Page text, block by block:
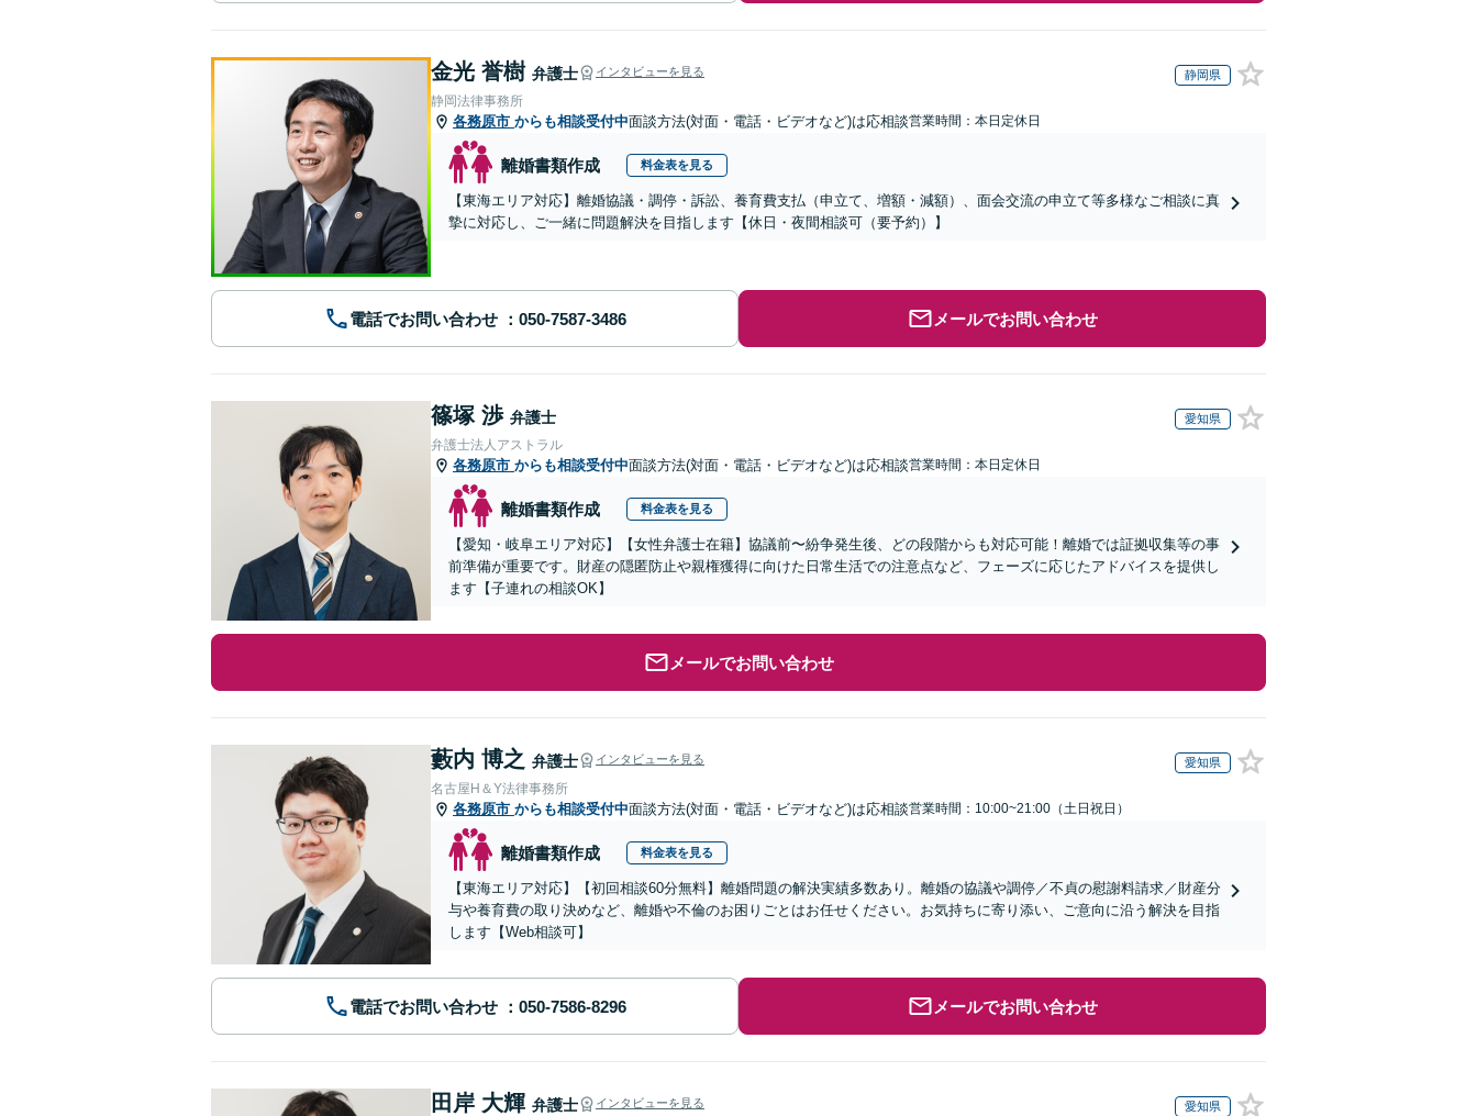
金光 誉樹 弁護士 インタビューを見る 静岡県
静岡法律事務所
各務原市 からも相談受付中面談方法(対面・電話・ビデオなど)は応相談営業時間：本日定休日
離婚書類作成 料金表を見る
【東海エリア対応】離婚協議・調停・訴訟、養育費支払（申立て、増額・減額）、面会交流の申立て等多様なご相談に真
摯に対応し、ご一緒に問題解決を目指します【休日・夜間相談可（要予約）】
電話でお問い合わせ メールでお問い合わせ
篠塚 渉 弁護士 愛知県
弁護士法人アストラル
各務原市 からも相談受付中面談方法(対面・電話・ビデオなど)は応相談営業時間：本日定休日
離婚書類作成 料金表を見る
【愛知・岐阜エリア対応】【女性弁護士在籍】協議前〜紛争発生後、どの段階からも対応可能！離婚では証拠収集等の事
前準備が重要です。財産の隠匿防止や親権獲得に向けた日常生活での注意点など、フェーズに応じたアドバイスを提供し
ます【子連れの相談OK】
メールでお問い合わせ
藪内 博之 弁護士 インタビューを見る 愛知県
名古屋H＆Y法律事務所
各務原市 からも相談受付中面談方法(対面・電話・ビデオなど)は応相談営業時間：10:00~21:00（土日祝日）
離婚書類作成 料金表を見る
【東海エリア対応】【初回相談60分無料】離婚問題の解決実績多数あり。離婚の協議や調停／不貞の慰謝料請求／財産分
与や養育費の取り決めなど、離婚や不倫のお困りごとはお任せください。お気持ちに寄り添い、ご意向に沿う解決を目指
します【Web相談可】
電話でお問い合わせ メールでお問い合わせ
田岸 大輝 弁護士 インタビューを見る 愛知県